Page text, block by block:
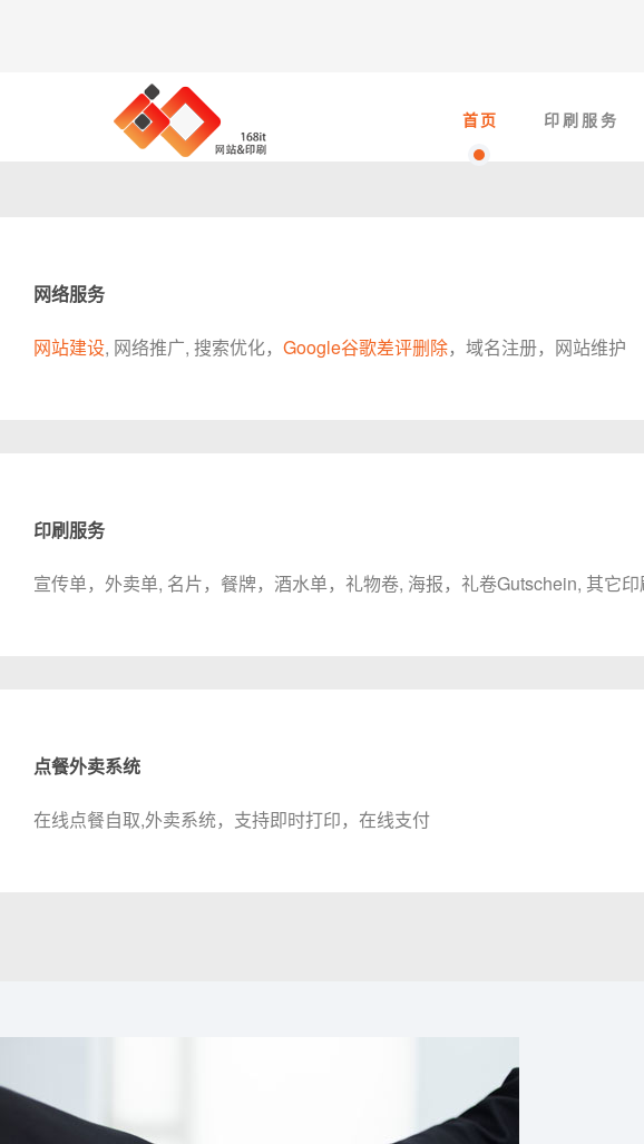
首页 印刷服务
网络服务
网站建设, 网络推广, 搜索优化， Google谷歌差评删除，域名注册，网站维护
印刷服务
宣传单，外卖单, 名片，餐牌，酒水单，礼物卷, 海报，礼卷Gutschein, 其它印
点餐外卖系统
在线点餐自取,外卖系统，支持即时打印，在线支付